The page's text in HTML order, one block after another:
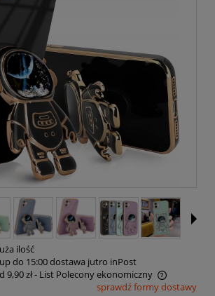
ilość
do 15:00 dostawa jutro inPost
9,90 zł- List Polecony ekonomiczny
ewentualnych kosztów płatnościsprawdź formy dostawy